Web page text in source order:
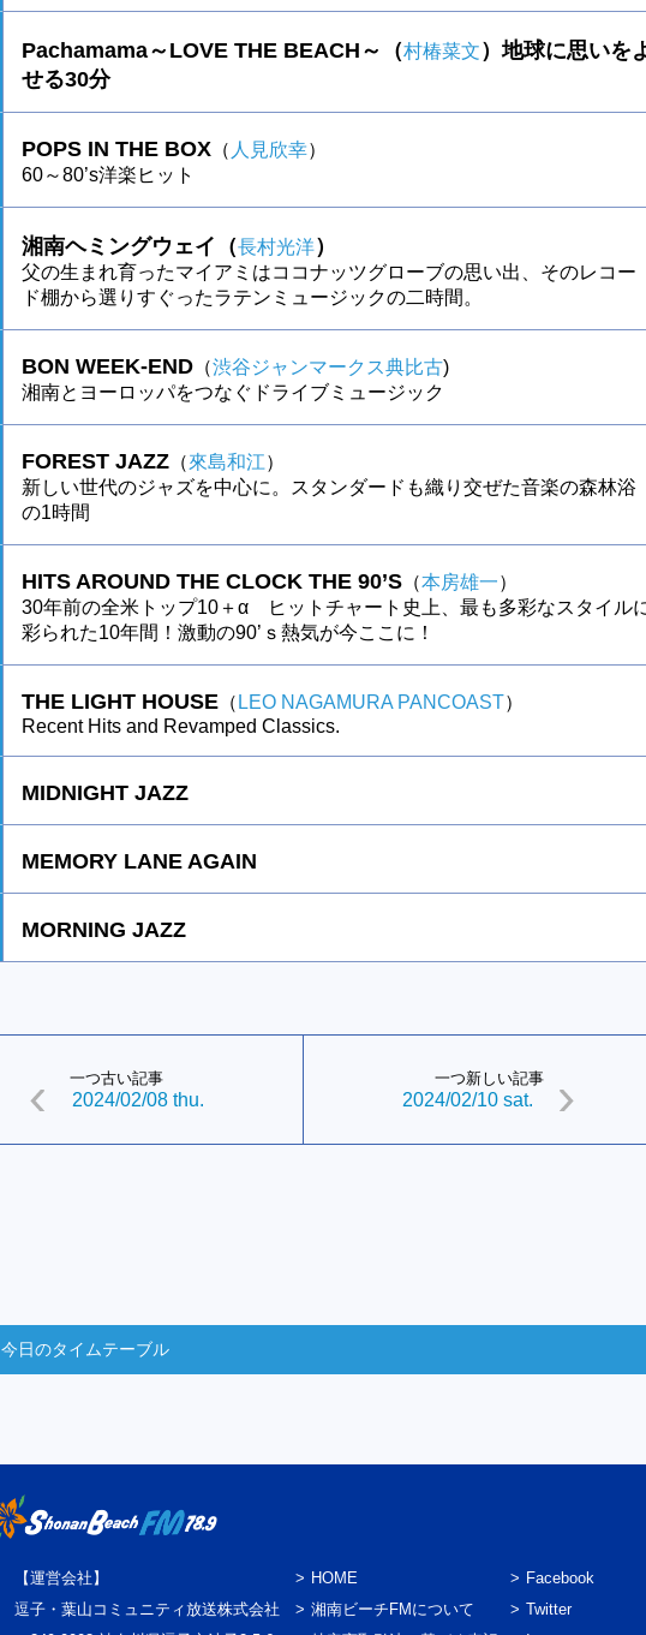
Pachamama～LOVE THE BEACH～（村椿菜文）地球に思いを
せる30分
POPS IN THE BOX （ 人見欣幸）
60～80’s洋楽ヒット
湘南ヘミングウェイ（長村光洋）
父の生まれ育ったマイアミはココナッツグローブの思い出、そのレコー
ド棚から選りすぐったラテンミュージックの二時間。
BON WEEK-END （渋谷ジャンマークス典比古)
湘南とヨーロッパをつなぐドライブミュージック
FOREST JAZZ （來島和江）
新しい世代のジャズを中心に。スタンダードも織り交ぜた音楽の森林浴
の1時間
HITS AROUND THE CLOCK THE 90’S （本房雄一）
30年前の全米トップ10＋α ヒットチャート史上、最も多彩なスタイル
彩られた10年間！激動の90’ｓ熱気が今ここに！
THE LIGHT HOUSE （ LEO NAGAMURA PANCOAST）
Recent Hits and Revamped Classics.
MIDNIGHT JAZZ
MEMORY LANE AGAIN
MORNING JAZZ
一つ古い記事
2024/02/08 thu.
一つ新しい記事
2024/02/10 sat.
今日のタイムテーブル
【運営会社】
逗子・葉山コミュニティ放送株式会社
HOME
湘南ビーチFMについて
Facebook
Twitter